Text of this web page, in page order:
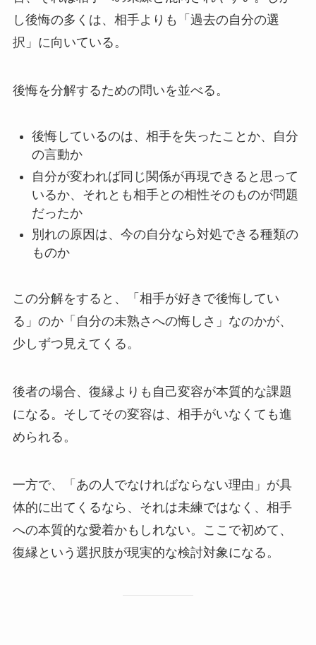
し後悔の多くは、相手よりも「過去の自分の選
択」に向いている。
後悔を分解するための問いを並べる。
後悔しているのは、相手を失ったことか、自分
の言動か
自分が変われば同じ関係が再現できると思って
いるか、それとも相手との相性そのものが問題
だったか
別れの原因は、今の自分なら対処できる種類の
ものか
この分解をすると、「相手が好きで後悔してい
る」のか「自分の未熟さへの悔しさ」なのかが、
少しずつ見えてくる。
後者の場合、復縁よりも自己変容が本質的な課題
になる。そしてその変容は、相手がいなくても進
められる。
一方で、「あの人でなければならない理由」が具
体的に出てくるなら、それは未練ではなく、相手
への本質的な愛着かもしれない。ここで初めて、
復縁という選択肢が現実的な検討対象になる。